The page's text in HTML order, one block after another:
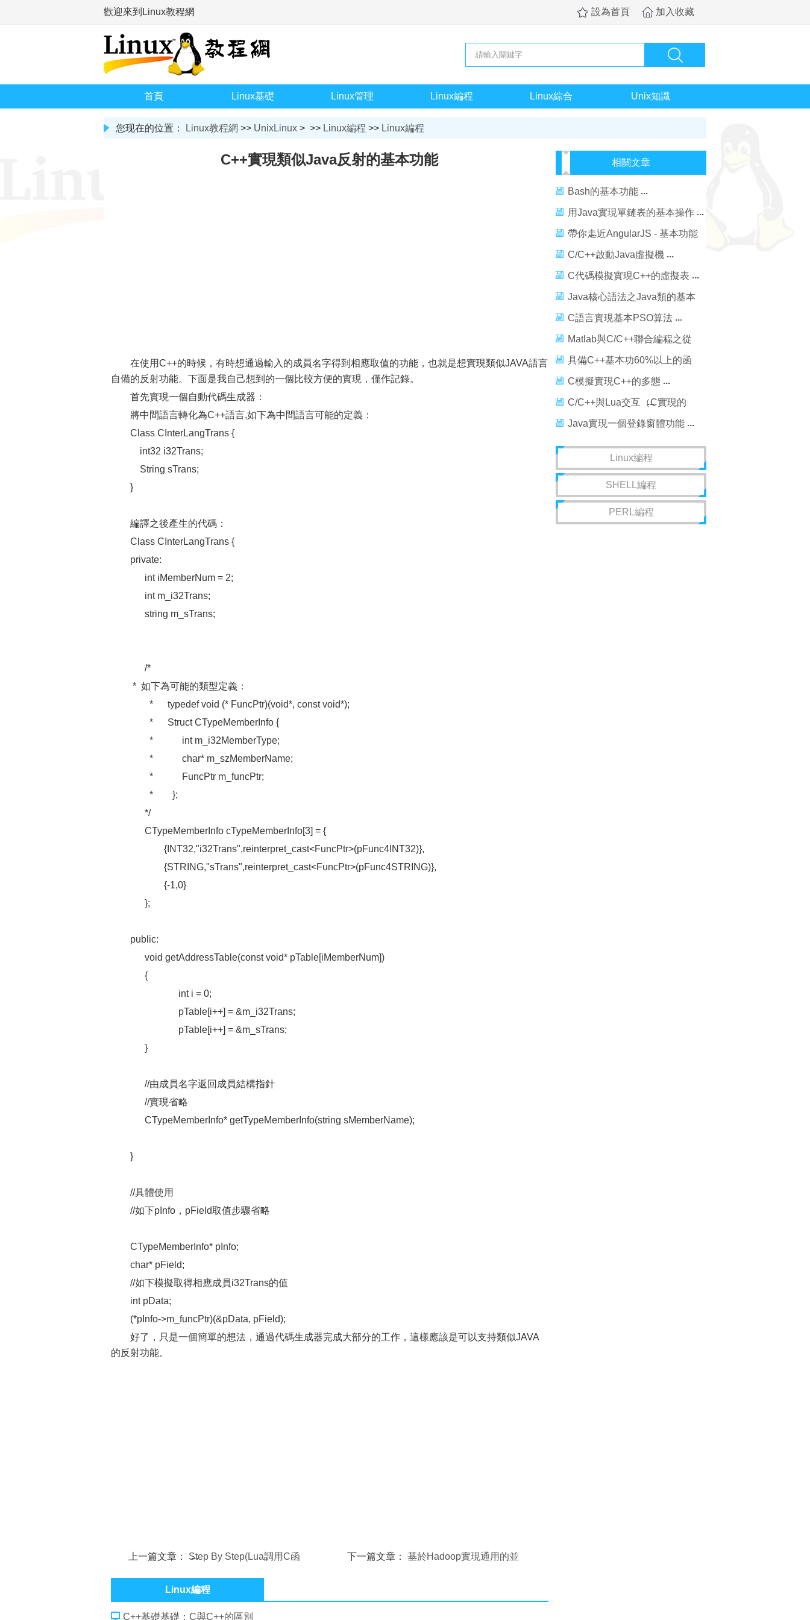
歡迎來到Linux教程網 設為首頁 加入收藏
首頁 Linux基礎 Linux管理 Linux編程 Linux綜合 Unix知識
您现在的位置： Linux教程網 >> UnixLinux > >> Linux編程 >> Linux編程
C++實現類似Java反射的基本功能
在使用C++的時候，有時想通過輸入的成員名字得到相應取值的功能，也就是想實現類似JAVA語言
自備的反射功能。下面是我自己想到的一個比較方便的實現，僅作記錄。
首先實現一個自動代碼生成器：
將中間語言轉化為C++語言,如下為中間語言可能的定義：
Class CInterLangTrans {
int32 i32Trans;
String sTrans;
}
編譯之後產生的代碼：
Class CInterLangTrans {
private:
int iMemberNum = 2;
int m_i32Trans;
string m_sTrans;
/*
* 如下為可能的類型定義：
* typedef void (* FuncPtr)(void*, const void*);
* Struct CTypeMemberInfo {
* int m_i32MemberType;
* char* m_szMemberName;
* FuncPtr m_funcPtr;
* };
*/
CTypeMemberInfo cTypeMemberInfo[3] = {
{INT32,"i32Trans",reinterpret_cast<FuncPtr>(pFunc4INT32)},
{STRING,"sTrans",reinterpret_cast<FuncPtr>(pFunc4STRING)},
{-1,0}
};
public:
void getAddressTable(const void* pTable[iMemberNum])
{
int i = 0;
pTable[i++] = &m_i32Trans;
pTable[i++] = &m_sTrans;
}
//由成員名字返回成員結構指針
//實現省略
CTypeMemberInfo* getTypeMemberInfo(string sMemberName);
}
//具體使用
//如下pInfo，pField取值步驟省略
CTypeMemberInfo* pInfo;
char* pField;
//如下模擬取得相應成員i32Trans的值
int pData;
(*pInfo->m_funcPtr)(&pData, pField);
好了，只是一個簡單的想法，通過代碼生成器完成大部分的工作，這樣應該是可以支持類似JAVA
的反射功能。
上一篇文章： Step By Step(Lua調用C函
下一篇文章： 基於Hadoop實現通用的並
Linux編程
C++基礎基礎：C與C++的區別
相關文章
Bash的基本功能
用Java實現單鏈表的基本操作
帶你走近AngularJS - 基本功能
介紹
C/C++啟動Java虛擬機
C代碼模擬實現C++的虛擬表
Java核心語法之Java類的基本
構成
C語言實現基本PSO算法
Matlab與C/C++聯合編程之從
Matlab調用C/C++代碼
具備C++基本功60%以上的函
數
C模擬實現C++的多態
C/C++與Lua交互（C實現的
Lua編譯器的例子)
Java實現一個登錄窗體功能
Linux編程
SHELL編程
PERL編程